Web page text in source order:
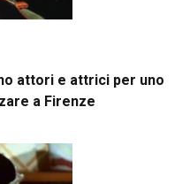
attori e attrici per uno
a Firenze